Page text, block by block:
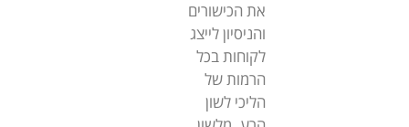
את הכישורים
והניסיון לייצג
לקוחות בכל
הרמות של
הליכי לשון